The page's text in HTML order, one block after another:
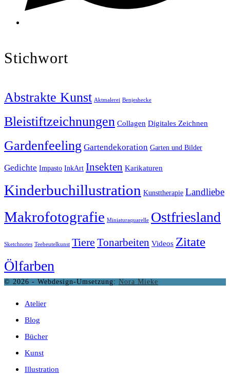
Stichwort
Abstrakte Kunst Aktmalerei Benjeshecke
Bleistiftzeichnungen Collagen Digitales Zeichnen
Gardenfeeling Gartendekoration Garten und Bilder
Gedichte Impasto InkArt Insekten Karikaturen
Kinderbuchillustration Kunsttherapie Landliebe
Makrofotografie Miniaturaquarelle Ostfriesland
Sketchnotes Teebeutelkunst Tiere Tonarbeiten Videos Zitate
Ölfarben
© 2026 - Webdesign-Umsetzung: Nora Mieke
Atelier
Blog
Bücher
Kunst
Illustration